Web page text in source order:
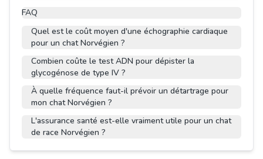
FAQ
Quel est le coût moyen d'une échographie cardiaque
pour un chat Norvégien ?
Combien coûte le test ADN pour dépister la
glycogénose de type IV ?
À quelle fréquence faut-il prévoir un détartrage pour
mon chat Norvégien ?
L'assurance santé est-elle vraiment utile pour un chat
de race Norvégien ?